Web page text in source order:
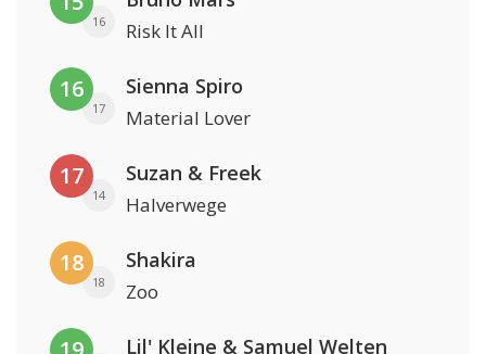
16 Risk It All
16
17
Sienna Spiro
Material Lover
17
14
Suzan & Freek
Halverwege
18
18
Shakira
Zoo
Lil' Kleine & Samuel Welten